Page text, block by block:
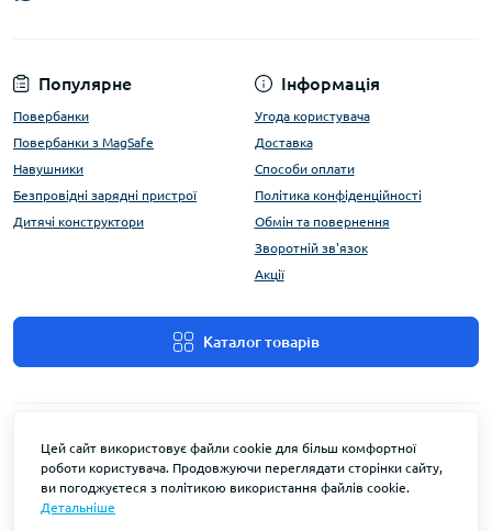
Популярне
Повербанки
Повербанки з MagSafe
Навушники
Безпровідні зарядні пристрої
Дитячі конструктори
Інформація
Угода користувача
Доставка
Способи оплати
Політика конфіденційності
Обмін та повернення
Зворотній зв'язок
Акції
Каталог товарів
Цей сайт використовує файли cookie для більш комфортної
роботи користувача. Продовжуючи переглядати сторінки сайту,
ви погоджуєтеся з політикою використання файлів cookie.
Детальніше